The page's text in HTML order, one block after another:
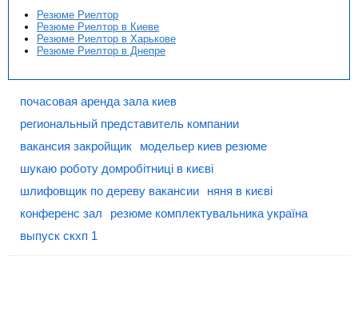
Резюме Риелтор
Резюме Риелтор в Киеве
Резюме Риелтор в Харькове
Резюме Риелтор в Днепре
почасовая аренда зала киев
региональный представитель компании
вакансия закройщик
модельер киев резюме
шукаю роботу домробітниці в києві
шлифовщик по дереву вакансии
няня в києві
конференс зал
резюме комплектувальника україна
выпуск скхп 1